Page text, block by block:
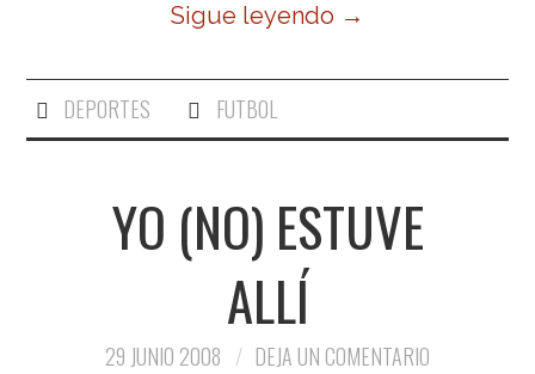
Sigue leyendo →
DEPORTES FUTBOL
YO (NO) ESTUVE
ALLÍ
29 JUNIO 2008 DEJA UN COMENTARIO